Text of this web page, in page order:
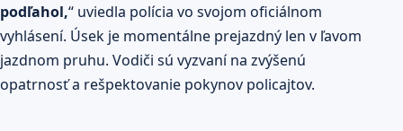
podľahol,“ uviedla polícia vo svojom oficiálnom
vyhlásení. Úsek je momentálne prejazdný len v ľavom
jazdnom pruhu. Vodiči sú vyzvaní na zvýšenú
opatrnosť a rešpektovanie pokynov policajtov.